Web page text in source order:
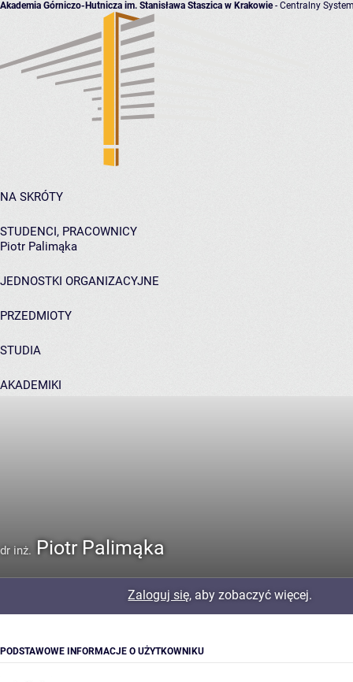
Akademia Górniczo-Hutnicza im. Stanisława Staszica w Krakowie- Centralny
NA SKRÓTY
STUDENCI, PRACOWNICY
Piotr Palimąka
JEDNOSTKI ORGANIZACYJNE
PRZEDMIOTY
STUDIA
AKADEMIKI
dr inż. Piotr Palimąka
Zaloguj się, aby zobaczyć więcej.
PODSTAWOWE INFORMACJE O UŻYTKOWNIKU